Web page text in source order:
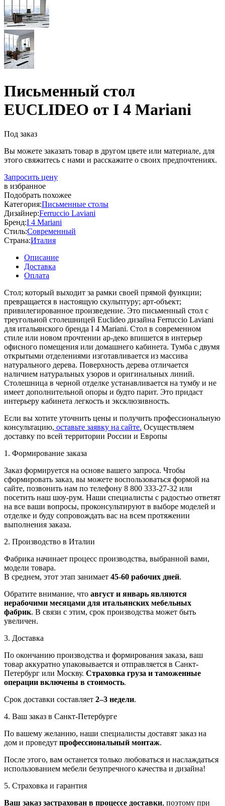
Письменный стол
EUCLIDEO от I 4 Mariani
Под заказ
Вы можете заказать товар в другом цвете или материале, для
этого свяжитесь с нами и расскажите о своих предпочтениях.
Запросить цену
в избранное
Подобрать похожее
Категория:Письменные столы
Дизайнер:Ferruccio Laviani
Бренд:I 4 Mariani
Стиль:Современный
Страна:Италия
Описание
Доставка
Оплата
Стол; который выходит за рамки своей прямой функции;
превращается в настоящую скульптуру; арт-объект;
привилегированное произведение. Это письменный стол с
треугольной столешницей Euclideo дизайна Ferruccio Laviani
для итальянского бренда I 4 Mariani. Стол в современном
стиле или новом прочтении ар-деко впишется в интерьер
офисного помещения или домашнего кабинета. Тумба с двумя
открытыми отделениями изготавливается из массива
натурального дерева. Поверхность дерева отличается
наличием натуральных узоров и оригинальных линий.
Столешница в черной отделке устанавливается на тумбу и не
имеет дополнительной опоры и будто парит. Это придаст
интерьеру кабинета легкость и эксклюзивность.
Если вы хотите уточнить цены и получить профессиональную
консультацию, оставьте заявку на сайте. Осуществляем
доставку по всей территории России и Европы
1. Формирование заказа
Заказ формируется на основе вашего запроса. Чтобы
сформировать заказ, вы можете воспользоваться формой на
сайте, позвонить нам по телефону 8 800 333-27-32 или
посетить наш шоу-рум. Наши специалисты с радостью ответят
на все ваши вопросы, проконсультируют в выборе моделей и
отделке и буду сопровождать вас на всем протяжении
выполнения заказа.
2. Производство в Италии
Фабрика начинает процесс производства, выбранной вами,
модели товара.
В среднем, этот этап занимает 45-60 рабочих дней.
Обратите внимание, что август и январь являются
нерабочими месяцами для итальянских мебельных
фабрик. В связи с этим, срок производства может быть
увеличен.
3. Доставка
По окончанию производства и формирования заказа, ваш
товар аккуратно упаковывается и отправляется в Санкт-
Петербург или Москву. Страховка груза и таможенные
операции включены в стоимость.
Срок доставки составляет 2–3 недели.
4. Ваш заказ в Санкт-Петербурге
По вашему желанию, наши специалисты доставят заказ на
дом и проведут профессиональный монтаж.
После этого, вам останется только любоваться и наслаждаться
использованием мебели безупречного качества и дизайна!
5. Страховка и гарантия
Ваш заказ застрахован в процессе доставки, поэтому при